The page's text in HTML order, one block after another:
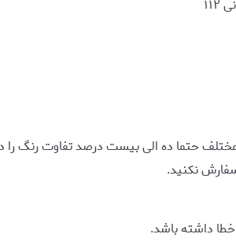
حتما ده الی بیست درصد تفاوت رنگ را
نکنید.